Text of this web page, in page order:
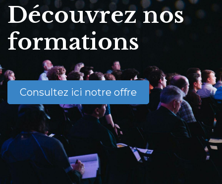
Découvrez nos
formations
Consultez ici notre offre